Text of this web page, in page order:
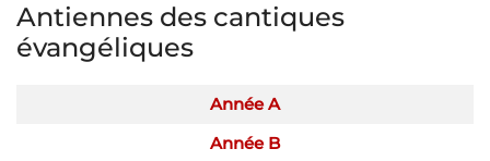
Antiennes des cantiques
évangéliques
Année A
Année B